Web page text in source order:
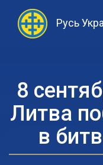
Русь
8
Литва
в